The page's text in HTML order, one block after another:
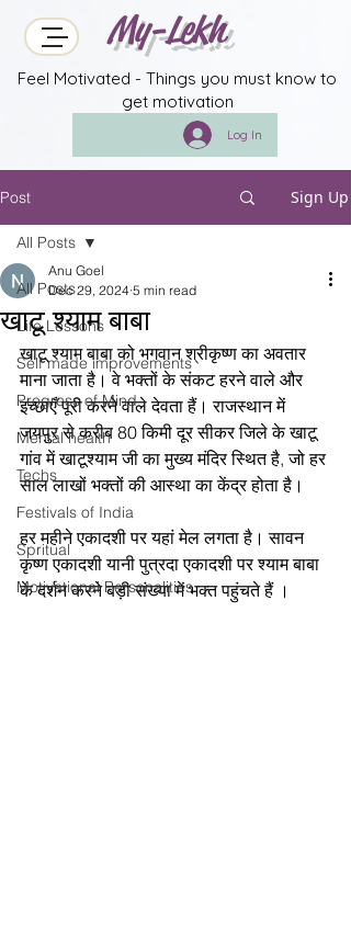
My-Lekh
Feel Motivated - Things you must know to
get motivation
Log In
Post Sign Up
All Posts
Life Lessons
Self made improvements
Progress of Mind
Mental health
Techs
Festivals of India
Spritual
Motivational Personalities
All Posts
खाटू श्याम बाबा
Anu Goel
Dec 29, 2024 5 min read
खाटू श्याम बाबा को भगवान श्रीकृष्ण का अवतार
माना जाता है। वे भक्तों के संकट हरने वाले और
इच्छाएँ पूरी करने वाले देवता हैं। राजस्थान में
जयपुर से करीब 80 किमी दूर सीकर जिले के खाटू
गांव में खाटूश्याम जी का मुख्य मंदिर स्थित है, जो हर
साल लाखों भक्तों की आस्था का केंद्र होता है।
हर महीने एकादशी पर यहां मेल लगता है। सावन
कृष्ण एकादशी यानी पुत्रदा एकादशी पर श्याम बाबा
के दर्शन करने बड़ी संख्या में भक्त पहुंचते हैं ।